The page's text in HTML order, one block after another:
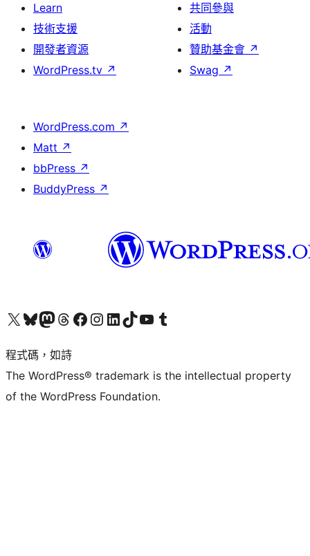
Learn
技術支援
開發者資源
WordPress.tv ↗
共同參與
活動
贊助基金會 ↗
Swag ↗
WordPress.com ↗
Matt ↗
bbPress ↗
BuddyPress ↗
查看我們的 X (之前的 Twitter) 帳號造訪我們的 Bluesky 帳號造訪我們的 Mastodon 帳號造訪我們的 Threads 帳號 造訪我們的 Facebook 粉絲專頁Visit our Instagram account
Visit our LinkedIn account
造訪我們的 TikTok 帳號Visit our YouTube channel
造訪我們的 Tumblr 帳號
程式碼，如詩
The WordPress® trademark is the intellectual property
of the WordPress Foundation.